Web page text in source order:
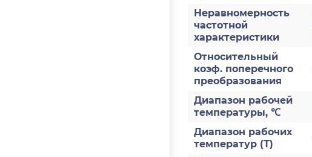
Неравномерность
частотной
характеристики
Относительный
коэф. поперечного
преобразования
Диапазон рабочей
температуры, ℃
Диапазон рабочих
температур (Т)